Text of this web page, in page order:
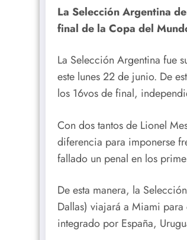
La Selección Argentina
final de la Copa del
La Selección Argentina fue
este lunes 22 de junio. De
los 16vos de final,
Con dos tantos de Lionel
diferencia para imponerse
fallado un penal en los
De esta manera, la
Dallas) viajará a Miami
integrado por España,